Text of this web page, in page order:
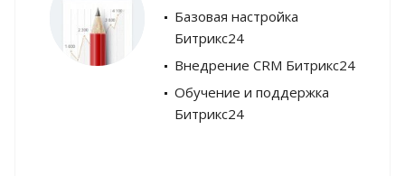
Базовая настройка
Битрикс24
Внедрение CRM Битрикс24
Обучение и поддержка
Битрикс24